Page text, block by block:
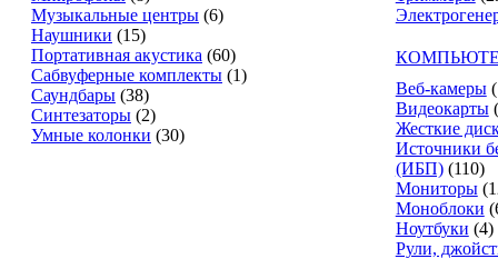
Музыкальные центры (6)
Наушники (15)
Портативная акустика (60)
Сабвуферные комплекты (1)
Саундбары (38)
Синтезаторы (2)
Умные колонки (30)
Веб-камеры
Видеокарты
Жесткие
Источники
(ИБП) (110)
Мониторы
Моноблоки
Ноутбуки (4)
Рули,